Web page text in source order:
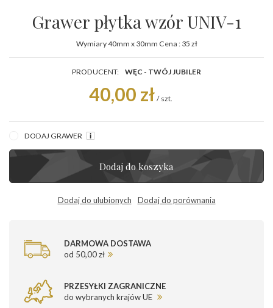
Grawer płytka wzór UNIV-1
Wymiary 40mm x 30mm Cena : 35 zł
PRODUCENT: WĘC - TWÓJ JUBILER
40,00 zł / szt.
DODAJ GRAWER
Dodaj do koszyka
Dodaj do ulubionych Dodaj do porównania
DARMOWA DOSTAWA
od 50,00 zł
PRZESYŁKI ZAGRANICZNE
do wybranych krajów UE